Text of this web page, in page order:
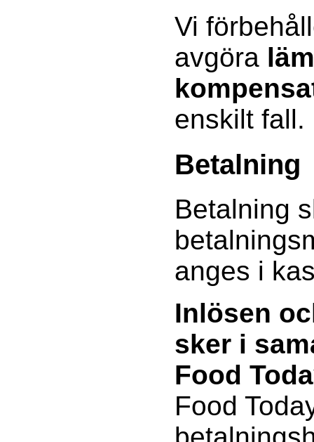
Vi
avgöra
enskilt fall.
Betalning
Betalning
anges i
Inlösen
sker i
Food
Food